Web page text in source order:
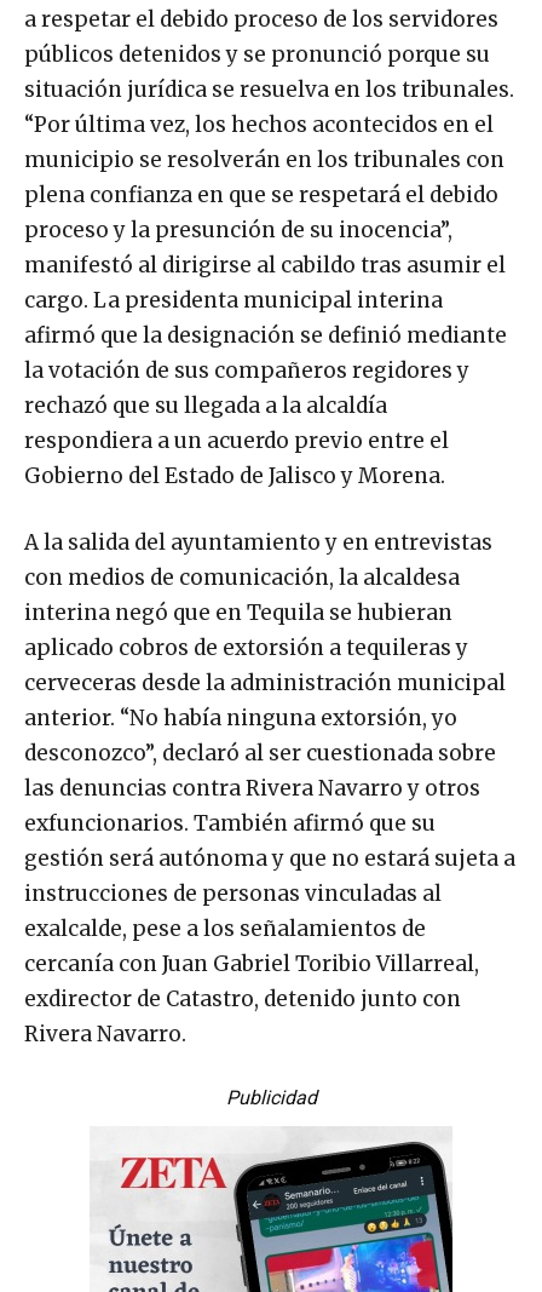
a respetar el debido proceso de los servidores
públicos detenidos y se pronunció porque su
situación jurídica se resuelva en los tribunales.
“Por última vez, los hechos acontecidos en el
municipio se resolverán en los tribunales con
plena confianza en que se respetará el debido
proceso y la presunción de su inocencia”,
manifestó al dirigirse al cabildo tras asumir el
cargo. La presidenta municipal interina
afirmó que la designación se definió mediante
la votación de sus compañeros regidores y
rechazó que su llegada a la alcaldía
respondiera a un acuerdo previo entre el
Gobierno del Estado de Jalisco y Morena.
A la salida del ayuntamiento y en entrevistas
con medios de comunicación, la alcaldesa
interina negó que en Tequila se hubieran
aplicado cobros de extorsión a tequileras y
cerveceras desde la administración municipal
anterior. “No había ninguna extorsión, yo
desconozco”, declaró al ser cuestionada sobre
las denuncias contra Rivera Navarro y otros
exfuncionarios. También afirmó que su
gestión será autónoma y que no estará sujeta a
instrucciones de personas vinculadas al
exalcalde, pese a los señalamientos de
cercanía con Juan Gabriel Toribio Villarreal,
exdirector de Catastro, detenido junto con
Rivera Navarro.
Publicidad